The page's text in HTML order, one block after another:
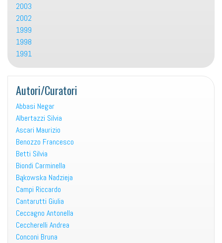
2003
2002
1999
1998
1991
Autori/Curatori
Abbasi Negar
Albertazzi Silvia
Ascari Maurizio
Benozzo Francesco
Betti Silvia
Biondi Carminella
Bąkowska Nadzieja
Campi Riccardo
Cantarutti Giulia
Ceccagno Antonella
Ceccherelli Andrea
Conconi Bruna